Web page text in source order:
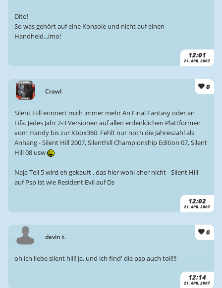
12:01
21. APR. 2007
Dito!
So was gehört auf eine Konsole und nicht auf einen
Handheld...imo!
Crawl
0
12:02
21. APR. 2007
Silent Hill erinnert mich immer mehr An Final Fantasy oder an
Fifa. Jedes Jahr 2-3 Versionen auf allen erdenklichen Plattformen
vom Handy bis zur Xbox360. Fehlt nur noch die Jahreszahl als
Anhang - Silent Hill 2007, Silenthill Championship Edition 07, Silent
Hill 08 usw
Naja Teil 5 wird eh gekauft , das hier wohl eher nicht - Silent Hill
auf Psp ist wie Resident Evil auf Ds
devin t. 0
12:14
21. APR. 2007
oh ich liebe silent hill! ja, und ich find' die psp auch toll!!!